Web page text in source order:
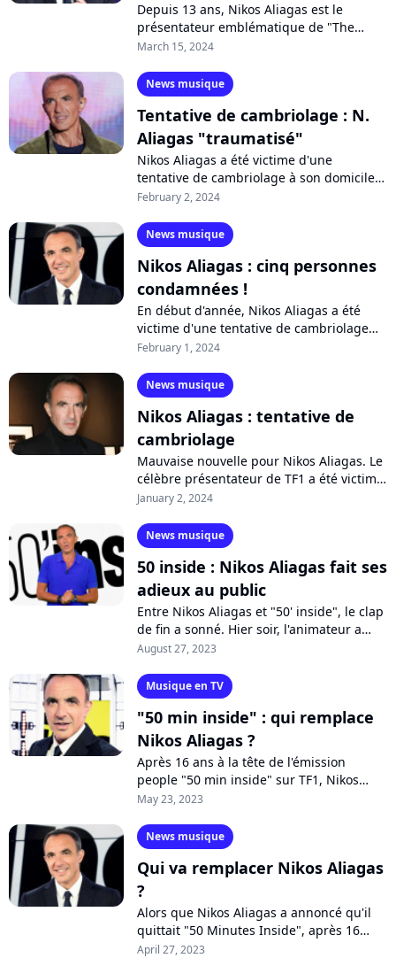
Depuis 13 ans, Nikos Aliagas est le
présentateur emblématique de "The
Voice". Alors que la saison 13 du
l'animateur...
March 15, 2024
News musique
Tentative de cambriolage : N.
Aliagas "traumatisé"
Nikos Aliagas a été victime d'une
tentative de cambriolage à son domicile
en région parisienne. Alors que les cinq
February 2, 2024
News musique
Nikos Aliagas : cinq personnes
condamnées !
En début d'année, Nikos Aliagas a été
victime d'une tentative de cambriolage
dans sa maison située près de Paris. Pris
February 1, 2024
News musique
Nikos Aliagas : tentative de
cambriolage
Mauvaise nouvelle pour Nikos Aliagas. Le
célèbre présentateur de TF1 a été victime
d'une tentative d'effraction à son domicile
January 2, 2024
News musique
50 inside : Nikos Aliagas fait ses
adieux au public
Entre Nikos Aliagas et "50' inside", le clap
de fin a sonné. Hier soir, l'animateur a
présenté sa toute dernière émission,
August 27, 2023
Musique en TV
"50 min inside" : qui remplace
Nikos Aliagas ?
Après 16 ans à la tête de l'émission
people "50 min inside" sur TF1, Nikos
Aliagas a décidé de laisser sa place. Et la
l'animatrice...
May 23, 2023
News musique
Qui va remplacer Nikos Aliagas
?
Alors que Nikos Aliagas a annoncé qu'il
quittait "50 Minutes Inside", après 16
ans, TF1 réfléchit actuellement à sa
April 27, 2023